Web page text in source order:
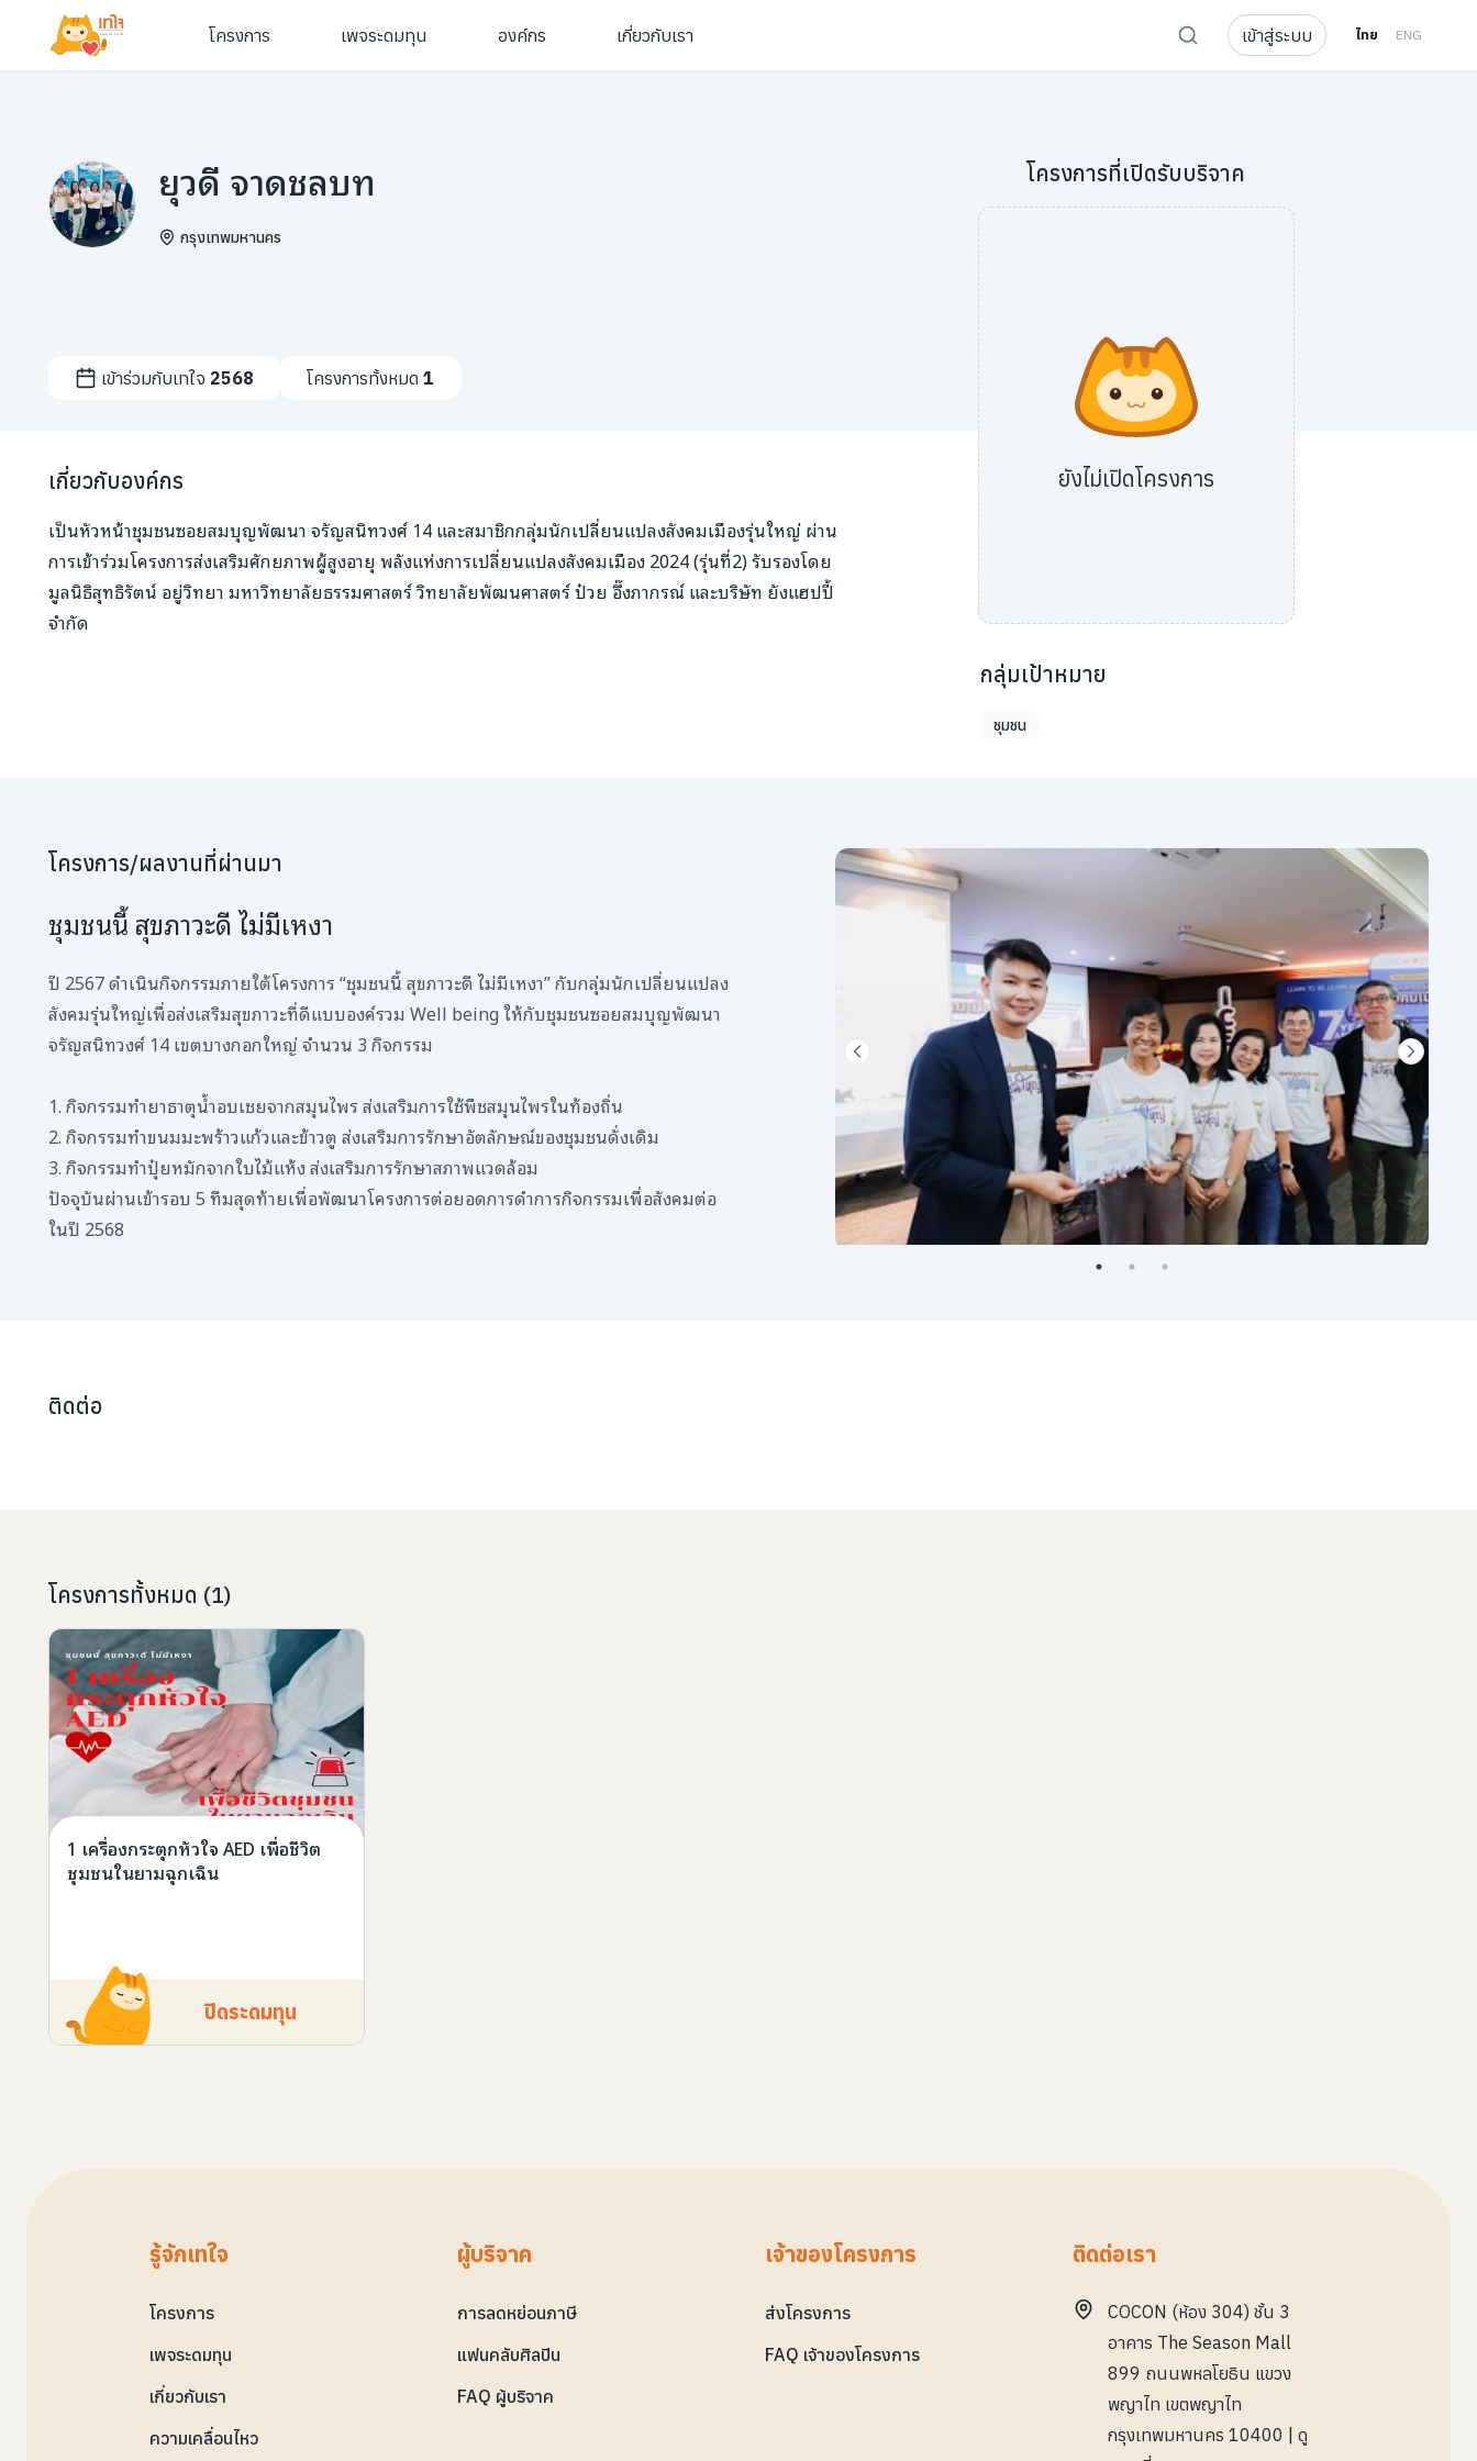
โครงการ เพจระดมทุน องค์กร เกี่ยวกับเรา เข้าสู่ระบบ ไทย ENG
ยุวดี จาดชลบท
กรุงเทพมหานคร
เข้าร่วมกับเทใจ 2568 โครงการทั้งหมด 1
โครงการที่เปิดรับบริจาค
ยังไม่เปิดโครงการ
เกี่ยวกับองค์กร
เป็นหัวหน้าชุมชนซอยสมบุญพัฒนา จรัญสนิทวงศ์ 14 และสมาชิกกลุ่มนักเปลี่ยนแปลงสังคมเมืองรุ่นใหญ่ ผ่าน
การเข้าร่วมโครงการส่งเสริมศักยภาพผู้สูงอายุ พลังแห่งการเปลี่ยนแปลงสังคมเมือง 2024 (รุ่นที่2) รับรองโดย
มูลนิธิสุทธิรัตน์ อยู่วิทยา มหาวิทยาลัยธรรมศาสตร์ วิทยาลัยพัฒนศาสตร์ ป๋วย อึ๊งภากรณ์ และบริษัท ยังแฮปปี้
จำกัด
กลุ่มเป้าหมาย
ชุมชน
โครงการ/ผลงานที่ผ่านมา
ชุมชนนี้ สุขภาวะดี ไม่มีเหงา
ปี 2567 ดำเนินกิจกรรมภายใต้โครงการ “ชุมชนนี้ สุขภาวะดี ไม่มีเหงา” กับกลุ่มนักเปลี่ยนแปลง
สังคมรุ่นใหญ่เพื่อส่งเสริมสุขภาวะที่ดีแบบองค์รวม Well being ให้กับชุมชนซอยสมบุญพัฒนา
จรัญสนิทวงศ์ 14 เขตบางกอกใหญ่ จำนวน 3 กิจกรรม
1. กิจกรรมทำยาธาตุน้ำอบเชยจากสมุนไพร ส่งเสริมการใช้พืชสมุนไพรในท้องถิ่น
2. กิจกรรมทำขนมมะพร้าวแก้วและข้าวตู ส่งเสริมการรักษาอัตลักษณ์ของชุมชนดั่งเดิม
3. กิจกรรมทำปุ๋ยหมักจากใบไม้แห้ง ส่งเสริมการรักษาสภาพแวดล้อม
ปัจจุบันผ่านเข้ารอบ 5 ทีมสุดท้ายเพื่อพัฒนาโครงการต่อยอดการดำการกิจกรรมเพื่อสังคมต่อ
ในปี 2568
ติดต่อ
โครงการทั้งหมด (1)
1 เครื่องกระตุกหัวใจ AED เพื่อชีวิต
ชุมชนในยามฉุกเฉิน
ปิดระดมทุน
รู้จักเทใจ
โครงการ
เพจระดมทุน
เกี่ยวกับเรา
ความเคลื่อนไหว
ผู้บริจาค
การลดหย่อนภาษี
แฟนคลับศิลปิน
FAQ ผู้บริจาค
เจ้าของโครงการ
ส่งโครงการ
FAQ เจ้าของโครงการ
ติดต่อเรา
COCON (ห้อง 304) ชั้น 3
อาคาร The Season Mall
899 ถนนพหลโยธิน แขวง
พญาไท เขตพญาไท
กรุงเทพมหานคร 10400 | ดู